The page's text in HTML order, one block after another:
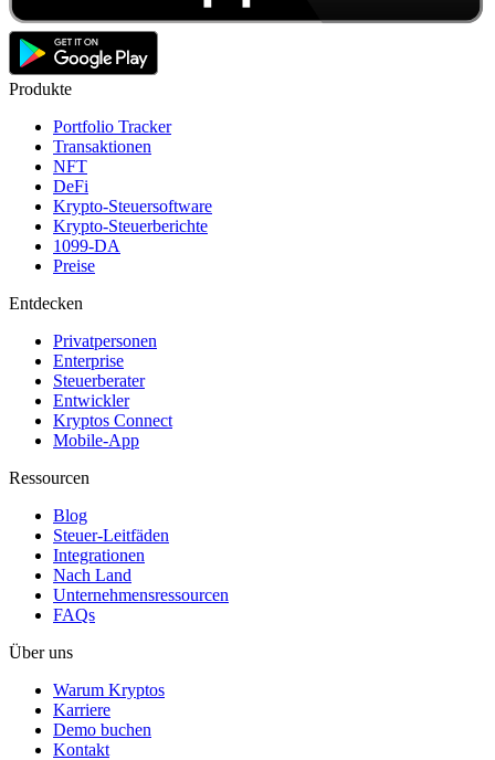
Produkte
Portfolio Tracker
Transaktionen
NFT
DeFi
Krypto-Steuersoftware
Krypto-Steuerberichte
1099-DA
Preise
Entdecken
Privatpersonen
Enterprise
Steuerberater
Entwickler
Kryptos Connect
Mobile-App
Ressourcen
Blog
Steuer-Leitfäden
Integrationen
Nach Land
Unternehmensressourcen
FAQs
Über uns
Warum Kryptos
Karriere
Demo buchen
Kontakt